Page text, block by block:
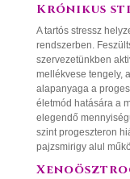
Krónikus
A tartós stressz
rendszerben.
szervezetünkben
mellékvese tengely,
alapanyaga a
életmód hatására a
elegendő
szint progeszteron
pajzsmirigy alul